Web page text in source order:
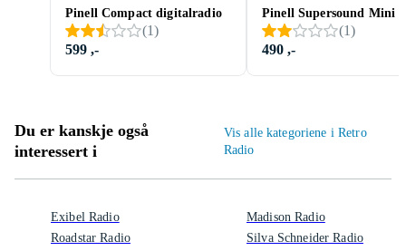
Pinell Compact digitalradio
(1)
599 ,-
Pinell Supersound Mini
(1)
490 ,-
Du er kanskje også
interessert i
Vis alle kategoriene i Retro
Radio
Exibel Radio
Roadstar Radio
Madison Radio
Silva Schneider Radio